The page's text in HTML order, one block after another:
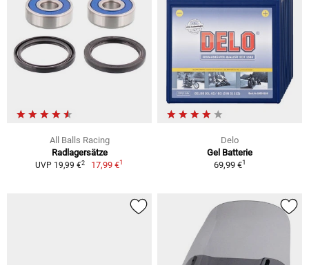
All Balls Racing
Radlagersätze
UVP 19,99 €2 17,99 €1
Delo
Gel Batterie
69,99 €1